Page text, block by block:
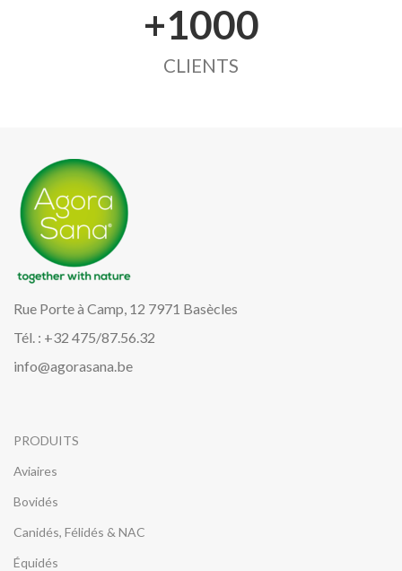
+1000
CLIENTS
Rue Porte à Camp, 12 7971 Basècles
Tél. : +32 475/87.56.32
info@agorasana.be
PRODUITS
Aviaires
Bovidés
Canidés, Félidés & NAC
Équidés